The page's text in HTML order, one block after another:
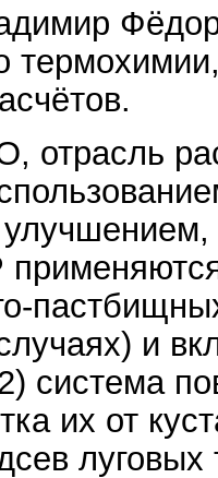
и
система
их от
луговых